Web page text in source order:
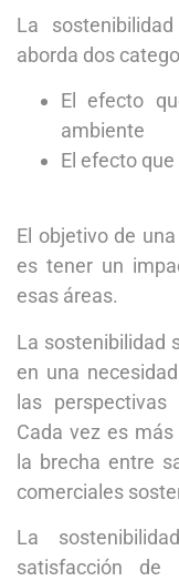
La
aborda dos
El efecto
ambiente
El efecto
El objetivo de
es tener un
esas áreas.
La sostenibilidad
en una
las
Cada vez es
la brecha entre
comerciales
La
satisfacción de